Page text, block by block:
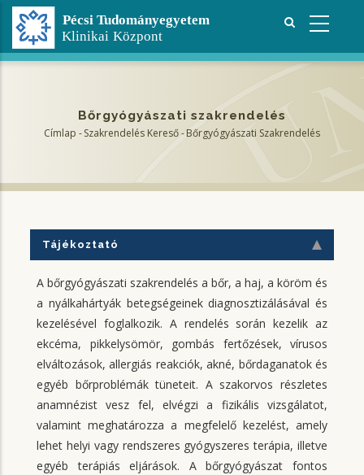
Ugrás
tartalomra
Bőrgyógyászati szakrendelés
Címlap -Szakrendelés Kereső-Bőrgyógyászati Szakrendelés
Tájékoztató
A bőrgyógyászati szakrendelés a bőr, a haj, a köröm és
a nyálkahártyák betegségeinek diagnosztizálásával és
kezelésével foglalkozik. A rendelés során kezelik az
ekcéma, pikkelysömör, gombás fertőzések, vírusos
elváltozások, allergiás reakciók, akné, bőrdaganatok és
egyéb bőrproblémák tüneteit. A szakorvos részletes
anamnézist vesz fel, elvégzi a fizikális vizsgálatot,
valamint meghatározza a megfelelő kezelést, amely
lehet helyi vagy rendszeres gyógyszeres terápia, illetve
egyéb terápiás eljárások. A bőrgyógyászat fontos